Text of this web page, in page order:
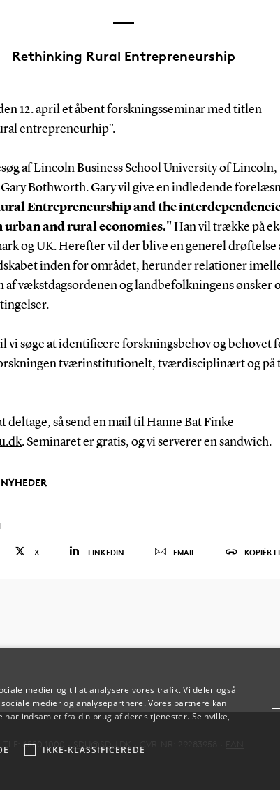
Rethinking Rural Entrepreneurship
12. april et åbent forskningsseminar med titlen
entrepreneurhip”.
af Lincoln Business School University of Lincoln,
Bothworth. Gary vil give en indledende
Entrepreneurship and the
urban and rural economies." Han vil trække på
og UK. Herefter vil der blive en generel drøftelse
inden for området, herunder relationer
vækstdagsordenen og landbefolkningens ønsker
vi søge at identificere forskningsbehov og behovet
tværinstitutionelt, tværdisciplinært og på
deltage, så send en mail til Hanne Bat Finke
. Seminaret er gratis, og vi serverer en sandwich.
X LINKEDIN EMAIL KOPIÉR
TLF: 6550 1000 ·
medier og til at analysere vores trafik. Vi deler også
medier og analysepartnere. Vores partnere kan
indsamlet fra din brug af deres tjenester. Se hvilke,
IKKE-KLASSIFICEREDE